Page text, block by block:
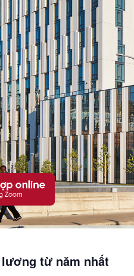
từ năm nhất